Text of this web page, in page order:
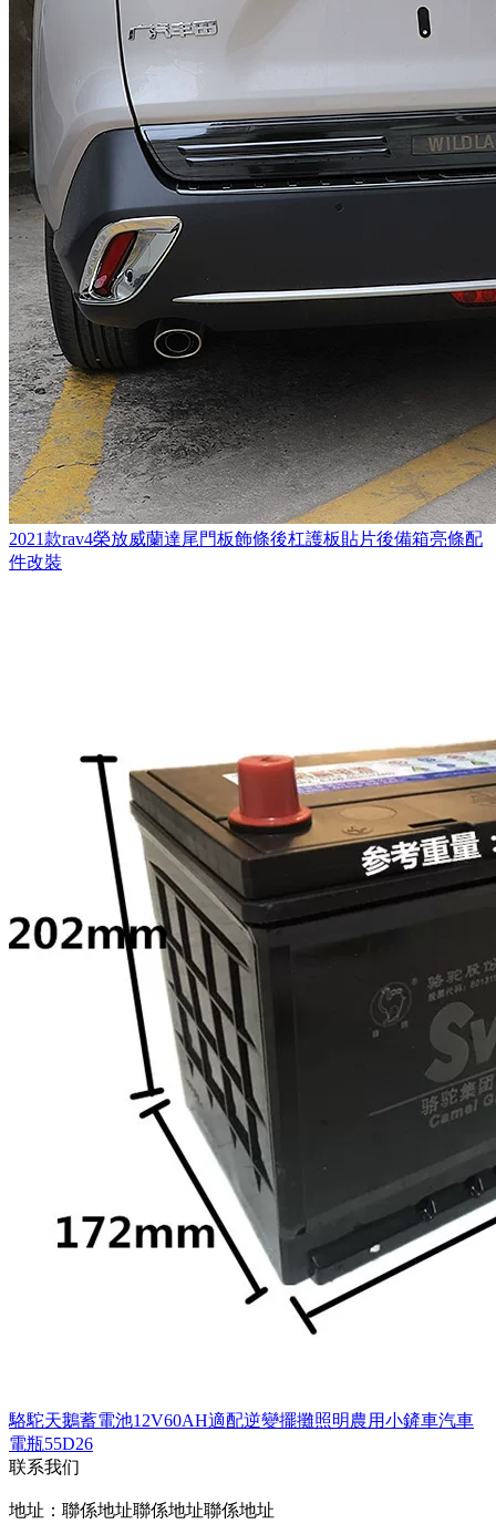
2021款rav4榮放威蘭達尾門板飾條後杠護板貼片後備箱亮條配
件改裝
駱駝天鵝蓄電池12V60AH適配逆變擺攤照明農用小鏟車汽車
電瓶55D26
联系我们
地址：聯係地址聯係地址聯係地址